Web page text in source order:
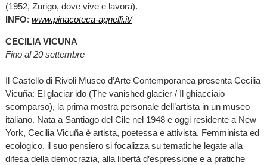
(1952, Zurigo, dove vive e lavora).
INFO: www.pinacoteca-agnelli.it/
CECILIA VICUNA
Fino al 20 settembre
Il Castello di Rivoli Museo d’Arte Contemporanea presenta Cecilia
Vicuña: El glaciar ido (The vanished glacier / Il ghiacciaio
scomparso), la prima mostra personale dell’artista in un museo
italiano. Nata a Santiago del Cile nel 1948 e oggi residente a New
York, Cecilia Vicuña è artista, poetessa e attivista. Femminista ed
ecologico, il suo pensiero si focalizza su tematiche legate alla
difesa della democrazia, alla libertà d’espressione e a pratiche